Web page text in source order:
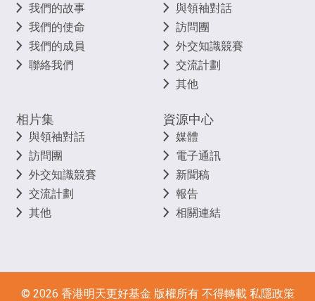
我們的故事
我們的使命
我們的成員
聯絡我們
與領袖對話
訪問團
外交知識競賽
交流計劃
其他
相片集
與領袖對話
訪問團
外交知識競賽
交流計劃
其他
資源中心
媒體
電子通訊
新聞稿
報告
相關連結
© 2026 香港明天更好基金 版權所有 不得轉載 私隱政策